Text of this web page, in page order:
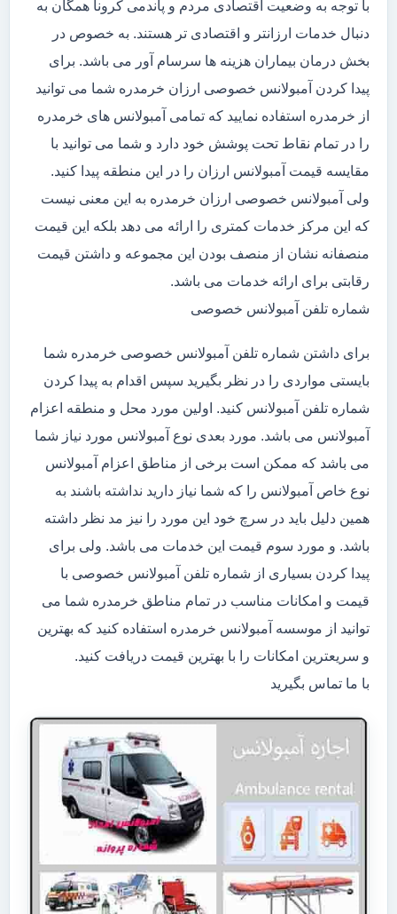
با توجه به وضعیت اقتصادی مردم و پاندمی کرونا همگان به
دنبال خدمات ارزانتر و اقتصادی تر هستند. به خصوص در
بخش درمان بیماران هزینه ها سرسام آور می باشد. برای
پیدا کردن آمبولانس خصوصی ارزان خرمدره شما می توانید
از خرمدره استفاده نمایید که تمامی آمبولانس های خرمدره
را در تمام نقاط تحت پوشش خود دارد و شما می توانید با
مقایسه قیمت آمبولانس ارزان را در این منطقه پیدا کنید.
ولی آمبولانس خصوصی ارزان خرمدره به این معنی نیست
که این مرکز خدمات کمتری را ارائه می دهد بلکه این قیمت
منصفانه نشان از منصف بودن این مجموعه و داشتن قیمت
رقابتی برای ارائه خدمات می باشد.
شماره تلفن آمبولانس خصوصی
برای داشتن شماره تلفن آمبولانس خصوصی خرمدره شما
بایستی مواردی را در نظر بگیرید سپس اقدام به پیدا کردن
شماره تلفن آمبولانس کنید. اولین مورد محل و منطقه اعزام
آمبولانس می باشد. مورد بعدی نوع آمبولانس مورد نیاز شما
می باشد که ممکن است برخی از مناطق اعزام آمبولانس
نوع خاص آمبولانس را که شما نیاز دارید نداشته باشند به
همین دلیل باید در سرچ خود این مورد را نیز مد نظر داشته
باشد. و مورد سوم قیمت این خدمات می باشد. ولی برای
پیدا کردن بسیاری از شماره تلفن آمبولانس خصوصی با
قیمت و امکانات مناسب در تمام مناطق خرمدره شما می
توانید از موسسه آمبولانس خرمدره استفاده کنید که بهترین
و سریعترین امکانات را با بهترین قیمت دریافت کنید.
با ما تماس بگیرید